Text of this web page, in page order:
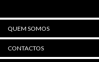
QUEM SOMOS
CONTACTOS